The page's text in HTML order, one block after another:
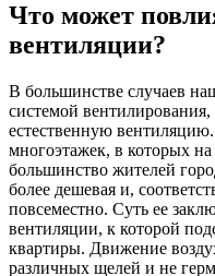
Что может
вентиляции?
В большинстве случаев
системой вентилирования,
естественную
многоэтажек, в которых
большинство жителей
более дешевая и,
повсеместно. Суть ее
вентиляции, к которой
квартиры. Движение
различных щелей и не